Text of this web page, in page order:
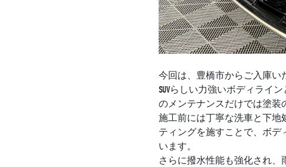
今回は、豊橋市からご入庫い
SUVらしい力強いボディライ
のメンテナンスだけでは塗装
施工前には丁寧な洗車と下地
ティングを施すことで、ボデ
います。
さらに撥水性能も強化され